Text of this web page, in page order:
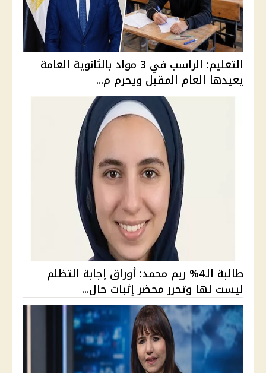
التعليم: الراسب في 3 مواد بالثانوية العامة
يعيدها العام المقبل ويحرم م...
طالبة الـ4% ريم محمد: أوراق إجابة التظلم
ليست لها وتحرر محضر إثبات حال...